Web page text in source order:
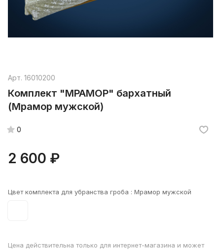
Арт. 16010200
Комплект "МРАМОР" бархатный
(Мрамор мужской)
0
2 600 ₽
Цвет комплекта для убранства гроба : Мрамор мужской
Цена действительна только для интернет-магазина и может